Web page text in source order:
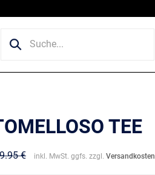
TEE
€ inkl. MwSt. ggfs. zzgl. Versandkosten